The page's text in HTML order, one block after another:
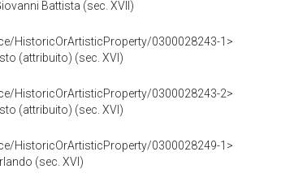
Battista (sec. XVII)
HistoricOrArtisticProperty/0300028243-1>
(attribuito) (sec. XVI)
HistoricOrArtisticProperty/0300028243-2>
(attribuito) (sec. XVI)
HistoricOrArtisticProperty/0300028249-1>
(sec. XVI)